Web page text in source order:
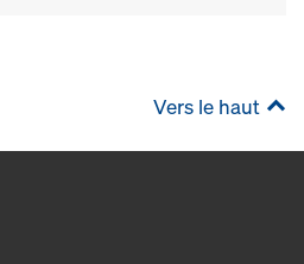
Vers le haut